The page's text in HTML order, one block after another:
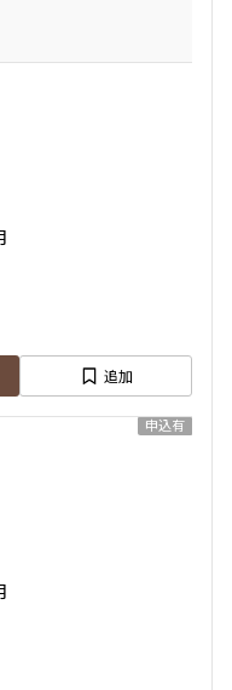
追加
申込有